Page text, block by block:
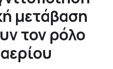
μετάβαση
τον ρόλο